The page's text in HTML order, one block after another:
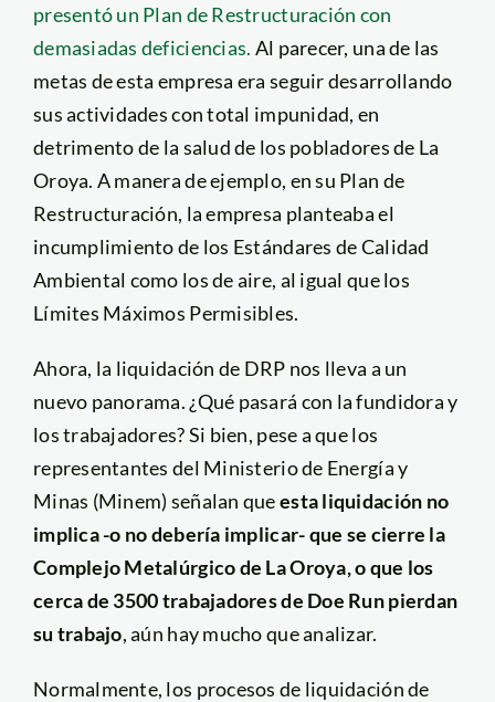
presentó un Plan de Restructuración con
demasiadas deficiencias. Al parecer, una de las
metas de esta empresa era seguir desarrollando
sus actividades con total impunidad, en
detrimento de la salud de los pobladores de La
Oroya. A manera de ejemplo, en su Plan de
Restructuración, la empresa planteaba el
incumplimiento de los Estándares de Calidad
Ambiental como los de aire, al igual que los
Límites Máximos Permisibles.
Ahora, la liquidación de DRP nos lleva a un
nuevo panorama. ¿Qué pasará con la fundidora y
los trabajadores? Si bien, pese a que los
representantes del Ministerio de Energía y
Minas (Minem) señalan queesta liquidación no
implica -o no debería implicar- que se cierre la
Complejo Metalúrgico de La Oroya, o que los
cerca de 3500 trabajadores de Doe Run pierdan
su trabajo, aún hay mucho que analizar.
Normalmente, los procesos de liquidación de